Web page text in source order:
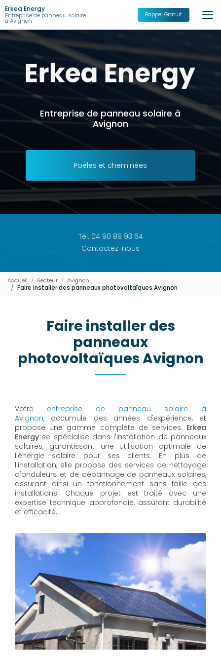
Aller
au
contenu
principal
Erkea Energy
Entreprise de panneau solaire
à Avignon
Rappel Gratuit
Entreprise de panneau solaire à
Avignon
Poêles et cheminées
Tél. 04 90 89 93 64
Contactez-nous
Accueil Secteur
Avignon
Faire installer des panneaux photovoltaïques Avignon
Faire installer des
panneaux
photovoltaïques Avignon
Votre entreprise de panneau solaire à
Avignon, accumule des années d'expérience, et
propose une gamme complète de services. Erkea
Energy se spécialise dans l'installation de panneaux
solaires, garantissant une utilisation optimale de
l'énergie solaire pour ses clients. En plus de
l'installation, elle propose des services de nettoyage
d'onduleurs et de dépannage de panneaux solaires,
assurant ainsi un fonctionnement sans faille des
installations. Chaque projet est traité avec une
expertise technique approfondie, assurant durabilité
et efficacité.